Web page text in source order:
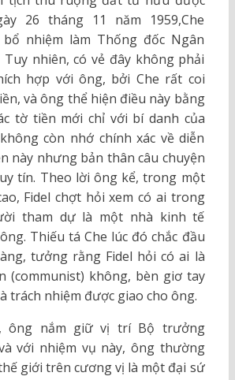
26 tháng 11 năm 1959,Che
bổ nhiệm làm Thống đốc Ngân
Tuy nhiên, có vẻ đây không phải
hợp với ông, bởi Che rất coi
và ông thể hiện điều này bằng
tờ tiền mới chỉ với bí danh của
còn nhớ chính xác về diễn
này nhưng bản thân câu chuyện
tín. Theo lời ông kể, trong một
Fidel chợt hỏi xem có ai trong
tham dự là một nhà kinh tế
Thiếu tá Che lúc đó chắc đầu
tưởng rằng Fidel hỏi có ai là
(communist) không, bèn giơ tay
trách nhiệm được giao cho ông.
ông nắm giữ vị trí Bộ trưởng
với nhiệm vụ này, ông thường
giới trên cương vị là một đại sứ